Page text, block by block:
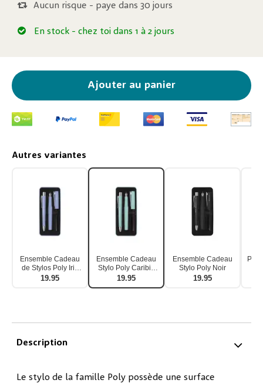
Aucun risque - paye dans 30 jours
En stock - chez toi dans 1 à 2 jours
Ajouter au panier
Autres variantes
Ensemble Cadeau
de Stylos Poly Iris
Pâle
19.95
Ensemble Cadeau
Stylo Poly Caribic
Blue
19.95
Ensemble Cadeau
Stylo Poly Noir
19.95
Poly
Description
Le stylo de la famille Poly possède une surface